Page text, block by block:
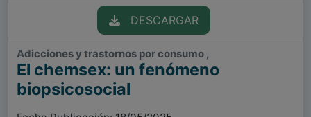
DESCARGAR
Adicciones y trastornos por consumo ,
El chemsex: un fenómeno
biopsicosocial